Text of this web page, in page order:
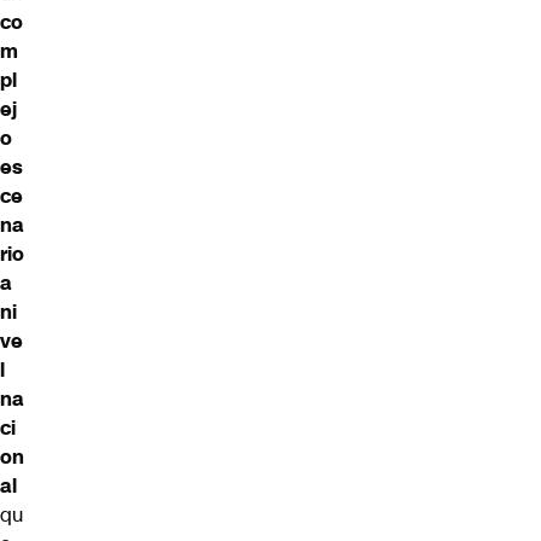
co
m
pl
ej
o
es
ce
na
rio
a
ni
ve
l
na
ci
on
al
qu